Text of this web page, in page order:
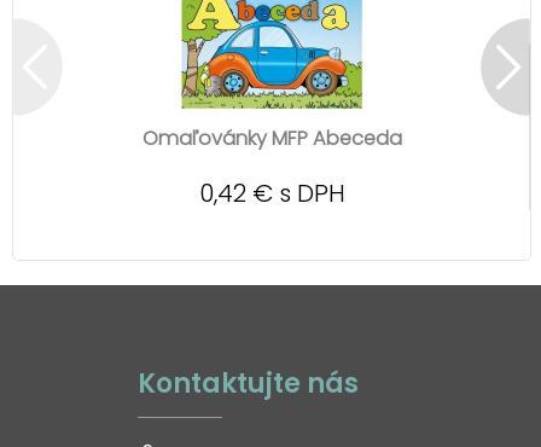
Omaľovánky MFP Abeceda
0,42 € s DPH
Kontaktujte nás